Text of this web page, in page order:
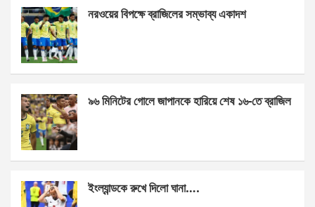
b
o
o
k
n
g
er
s
p
e
নরওয়ের বিপক্ষে ব্রাজিলের সম্ভাব্য একাদশ
৯৬ মিনিটের গোলে জাপানকে হারিয়ে শেষ ১৬-তে ব্রাজিল
ইংল্যান্ডকে রুখে দিলো ঘানা….